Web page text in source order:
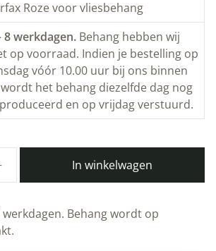
Roze voor vliesbehang
8 werkdagen. Behang hebben wij
op voorraad. Indien je bestelling op
vóór 10.00 uur bij ons binnen
het behang diezelfde dag nog
en op vrijdag verstuurd.
Tangram
In winkelwagen
Behang wordt op